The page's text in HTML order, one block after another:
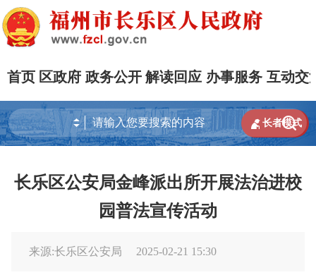
首页 区政府 政务公开 解读回应 办事服务 互动交

 长者模式
长乐区公安局金峰派出所开展法治进校
园普法宣传活动
来源:长乐区公安局 2025-02-21 15:30